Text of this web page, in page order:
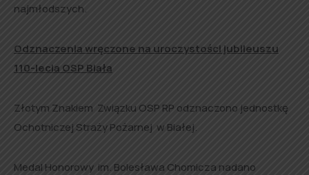
najmłodszych.
Odznaczenia wręczone na uroczystości jubileuszu
110-lecia OSP Biała
Złotym Znakiem Związku OSP RP odznaczono jednostkę
Ochotniczej Straży Pożarnej w Białej.
Medal Honorowy im. Bolesława Chomicza nadano